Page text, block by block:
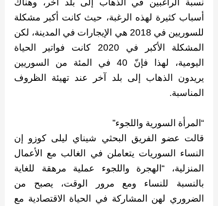
نسبة الراغبين في الذهاب إلى بلد آخر، وهناك
أسباب كثيرة لهذه الرغبة، حيث كانت أكبر مشكلة
للسوريين في 2018 هي الإيجارات في المدينة، لكن
المشكلة الأكبر في 2020 كانت فواتير الحياة
اليومية، لهذا فإنّ 40 في المئة من السوريين
يريدون الذهاب إلى بلد آخر عند تهيئة الظروف
المناسبة.
“المرأة السورية واللجوء”
قالت عضو الفريق البحثي شيناي ليلى كوزو إن
النساء السوريات يتعاملن في الغالب مع الأعمال
المنزلية، “الهجرة واللجوء عملية مرهقة للغاية
بالنسبة للنساء ومع مرور الوقت، يصبح من
الضروري لهن المشاركة في الحياة الاقتصادية مع